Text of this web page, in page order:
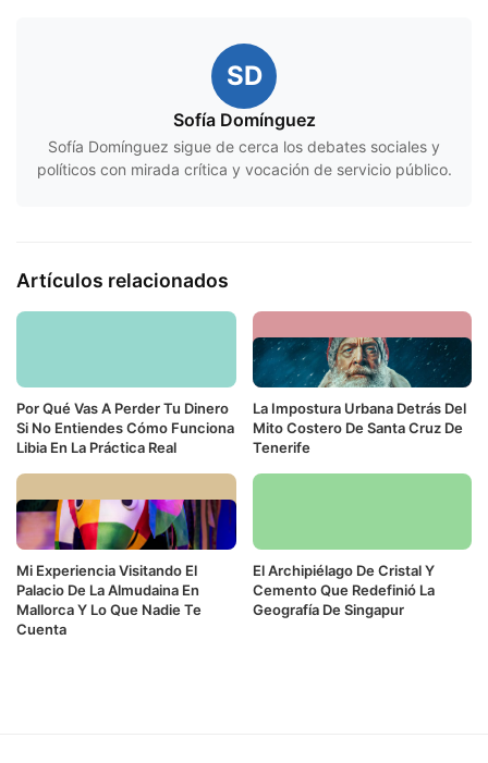
SD
Sofía Domínguez
Sofía Domínguez sigue de cerca los debates sociales y
políticos con mirada crítica y vocación de servicio público.
Artículos relacionados
Por Qué Vas A Perder Tu Dinero
Si No Entiendes Cómo Funciona
Libia En La Práctica Real
La Impostura Urbana Detrás Del
Mito Costero De Santa Cruz De
Tenerife
Mi Experiencia Visitando El
Palacio De La Almudaina En
Mallorca Y Lo Que Nadie Te
Cuenta
El Archipiélago De Cristal Y
Cemento Que Redefinió La
Geografía De Singapur